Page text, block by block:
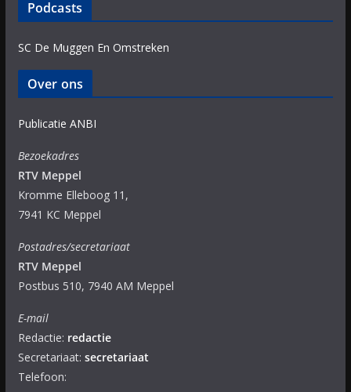
Podcasts
SC De Muggen En Omstreken
Over ons
Publicatie ANBI
Bezoekadres
RTV Meppel
Kromme Elleboog 11,
7941 KC Meppel
Postadres/secretariaat
RTV Meppel
Postbus 510, 7940 AM Meppel
E-mail
Redactie: redactie
Secretariaat: secretariaat
Telefoon: